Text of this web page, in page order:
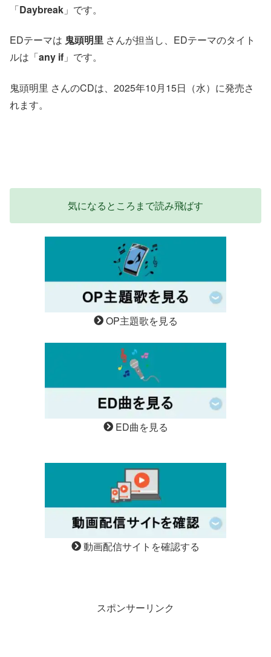
「Daybreak 」です。
EDテーマは 鬼頭明里 さんが担当し、EDテーマのタイト
ルは「any if 」です。
鬼頭明里 さんのCDは、2025年10月15日（水）に発売さ
れます。
気になるところまで読み飛ばす
OP主題歌を見る
ED曲を見る
動画配信サイトを確認する
スポンサーリンク